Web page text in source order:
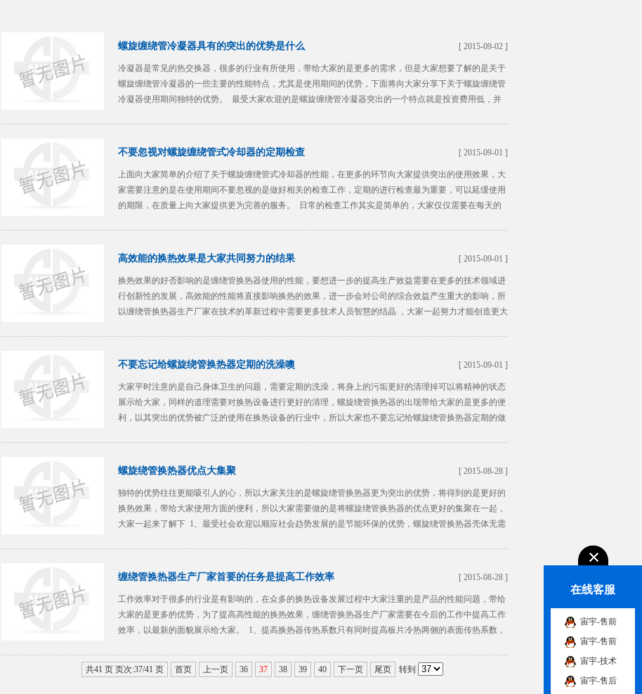
螺旋缠绕管冷凝器具有的突出的优势是什么 [ 2015-09-02 ]
冷凝器是常见的热交换器，很多的行业有所使用，带给大家的是更多的需求，但是大家想要了解的是关于
螺旋缠绕管冷凝器的一些主要的性能特点，尤其是使用期间的优势，下面将向大家分享下关于螺旋缠绕管
冷凝器使用期间独特的优势。 最受大家欢迎的是螺旋缠绕管冷凝器突出的一个特点就是投资费用低，并
不要忽视对螺旋缠绕管式冷却器的定期检查 [ 2015-09-01 ]
上面向大家简单的介绍了关于螺旋缠绕管式冷却器的性能，在更多的环节向大家提供突出的使用效果，大
家需要注意的是在使用期间不要忽视的是做好相关的检查工作，定期的进行检查最为重要，可以延缓使用
的期限，在质量上向大家提供更为完善的服务。 日常的检查工作其实是简单的，大家仅仅需要在每天的
高效能的换热效果是大家共同努力的结果 [ 2015-09-01 ]
换热效果的好否影响的是缠绕管换热器使用的性能，要想进一步的提高生产效益需要在更多的技术领域进
行创新性的发展，高效能的性能将直接影响换热的效果，进一步会对公司的综合效益产生重大的影响，所
以缠绕管换热器生产厂家在技术的革新过程中需要更多技术人员智慧的结晶 ，大家一起努力才能创造更大
不要忘记给螺旋绕管换热器定期的洗澡噢 [ 2015-09-01 ]
大家平时注意的是自己身体卫生的问题，需要定期的洗澡，将身上的污垢更好的清理掉可以将精神的状态
展示给大家，同样的道理需要对换热设备进行更好的清理，螺旋绕管换热器的出现带给大家的是更多的便
利，以其突出的优势被广泛的使用在换热设备的行业中，所以大家也不要忘记给螺旋绕管换热器定期的做
螺旋绕管换热器优点大集聚 [ 2015-08-28 ]
独特的优势往往更能吸引人的心，所以大家关注的是螺旋绕管换热器更为突出的优势，将得到的是更好的
换热效果，带给大家使用方面的便利，所以大家需要做的是将螺旋绕管换热器的优点更好的集聚在一起，
大家一起来了解下 1、最受社会欢迎以顺应社会趋势发展的是节能环保的优势，螺旋绕管换热器壳体无需
缠绕管换热器生产厂家首要的任务是提高工作效率 [ 2015-08-28 ]
工作效率对于很多的行业是有影响的，在众多的换热设备发展过程中大家注重的是产品的性能问题，带给
大家的是更多的优势，为了提高高性能的换热效果，缠绕管换热器生产厂家需要在今后的工作中提高工作
效率，以最新的面貌展示给大家。 1、提高换热器传热系数只有同时提高板片冷热两侧的表面传热系数，
共41 页 页次:37/41 页 首页 上一页 36 37 38 39 40 下一页 尾页 转到
在线客服
宙宇-售前
宙宇-售前
宙宇-技术
宙宇-售后